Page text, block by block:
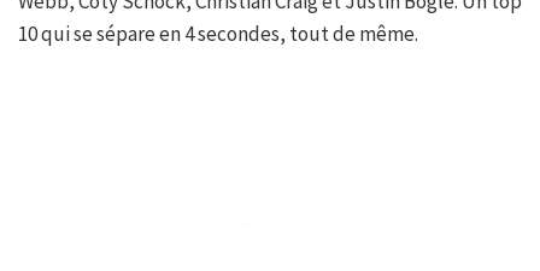
10 qui se sépare en 4 secondes, tout de même.